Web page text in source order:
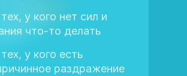
у кого нет сил и
что-то делать
у кого есть
раздражение